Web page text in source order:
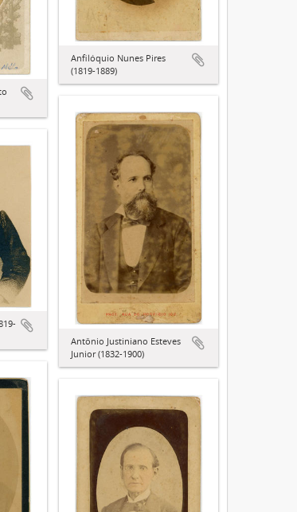
Anfilóquio Nunes Pires
(1819-1889)
Antônio Justiniano Esteves
Junior (1832-1900)